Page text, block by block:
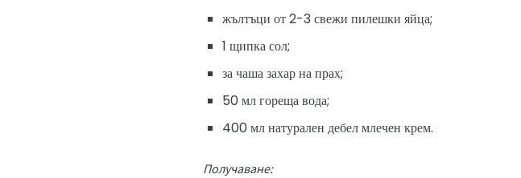
жълтъци от 2-3 свежи пилешки яйца;
1 щипка сол;
за чаша захар на прах;
50 мл гореща вода;
400 мл натурален дебел млечен крем.
Получаване: